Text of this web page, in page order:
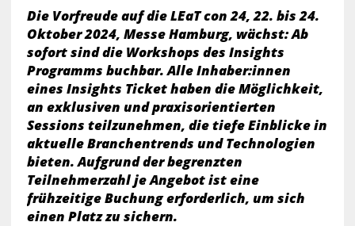
Die Vorfreude auf die LEaT con 24, 22. bis 24.
Oktober 2024, Messe Hamburg, wächst: Ab
sofort sind die Workshops des Insights
Programms buchbar. Alle Inhaber:innen
eines Insights Ticket haben die Möglichkeit,
an exklusiven und praxisorientierten
Sessions teilzunehmen, die tiefe Einblicke in
aktuelle Branchentrends und Technologien
bieten. Aufgrund der begrenzten
Teilnehmerzahl je Angebot ist eine
frühzeitige Buchung erforderlich, um sich
einen Platz zu sichern.